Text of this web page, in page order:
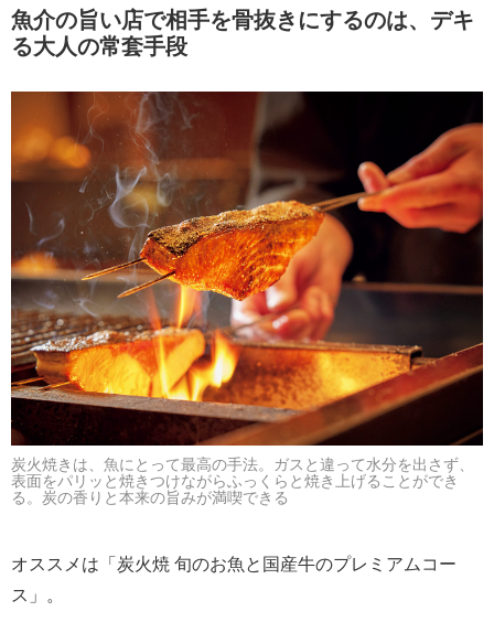
魚介の旨い店で相手を骨抜きにするのは、デキ
る大人の常套手段
炭火焼きは、魚にとって最高の手法。ガスと違って水分を出さず、
表面をパリッと焼きつけながらふっくらと焼き上げることができ
る。炭の香りと本来の旨みが満喫できる
オススメは「炭火焼 旬のお魚と国産牛のプレミアムコー
ス」。